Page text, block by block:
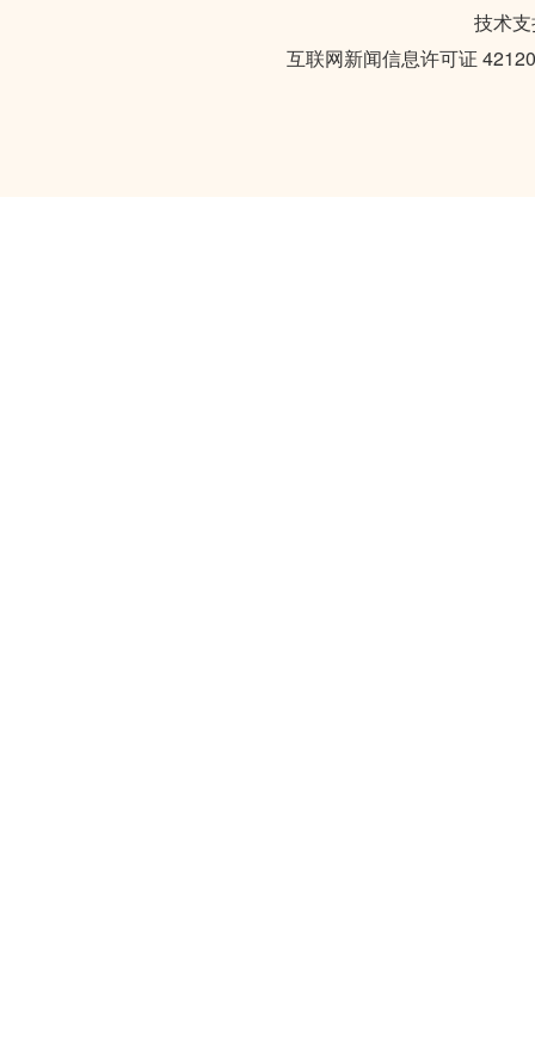
技术
互联网新闻信息许可证